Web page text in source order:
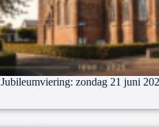
Jubileumviering: zondag 21 juni